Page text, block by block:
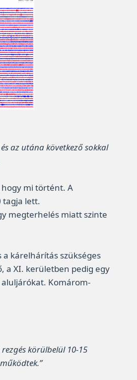
az utána következő sokkal
mi történt. A
tagja lett.
megterhelés miatt szinte
kárelhárítás szükséges
a XI. kerületben pedig egy
Komárom-
körülbelül 10-15